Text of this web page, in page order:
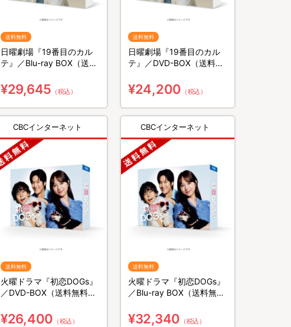
送料無料
日曜劇場『19番目のカル
テ』／Blu-ray BOX（送料
¥29,645 （税込）
送料無料
日曜劇場『19番目のカル
テ』／DVD-BOX（送料無
¥24,200 （税込）
CBCインターネット
送料無料
火曜ドラマ『初恋DOGs』
／DVD-BOX（送料無料・
¥26,400 （税込）
CBCインターネット
送料無料
火曜ドラマ『初恋DOGs』
／Blu-ray BOX（送料無
¥32,340 （税込）